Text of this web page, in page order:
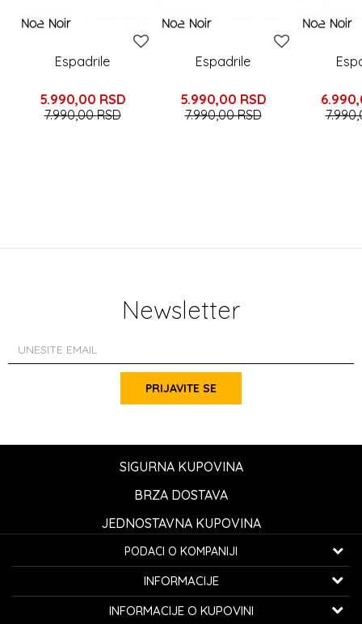
Espadrile
5.990,00 RSD
7.990,00RSD
Espadrile
5.990,00 RSD
7.990,00RSD
Newsletter
PRIJAVITE SE
SIGURNA KUPOVINA
BRZA DOSTAVA
JEDNOSTAVNA KUPOVINA
PODACI O KOMPANIJI
K...G... Fashion d.o.o.
Bulevar oslobođenja 41 32000 Čačak, Srbija
INFORMACIJE
O nama
INFORMACIJE O KUPOVINI